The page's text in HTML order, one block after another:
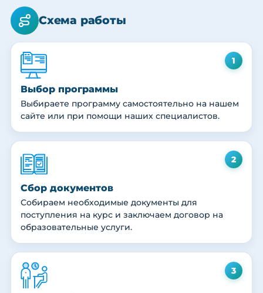
Схема работы
1
Выбор программы
Выбираете программу самостоятельно на нашем
сайте или при помощи наших специалистов.
2
Сбор документов
Собираем необходимые документы для
поступления на курс и заключаем договор на
образовательные услуги.
3